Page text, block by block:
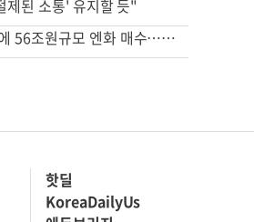
제된 소통' 유지할 듯"
日정부, 4월30일에 56조원규모 엔화 매수…하루기준 역대 최대
핫딜
KoreaDailyUs